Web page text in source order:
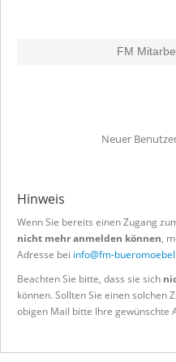
FM
Neuer
Hinweis
Wenn Sie bereits einen Zugang
nicht mehr anmelden können,
Adresse bei info@fm-
Beachten Sie bitte, dass sie sich
können. Sollten Sie einen solchen
obigen Mail bitte Ihre gewünschte